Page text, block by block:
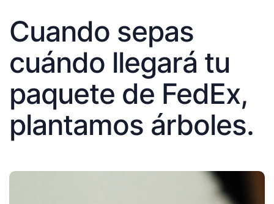
Cuando sepas
cuándo llegará tu
paquete de FedEx,
plantamos árboles.